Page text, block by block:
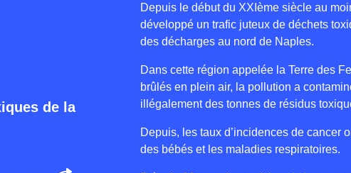
de la
Depuis le début du XXIème siècle au
développé un trafic juteux de déchets
des décharges au nord de Naples.
Dans cette région appelée la Terre des
brûlés en plein air, la pollution a
illégalement des tonnes de résidus
Depuis, les taux d’incidences de cancer
des bébés et les maladies respiratoires.